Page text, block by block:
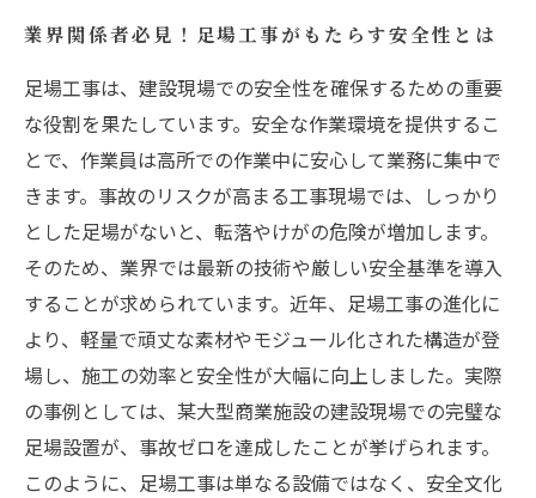
業界関係者必見！足場工事がもたらす安全性とは
足場工事は、建設現場での安全性を確保するための重要
な役割を果たしています。安全な作業環境を提供するこ
とで、作業員は高所での作業中に安心して業務に集中で
きます。事故のリスクが高まる工事現場では、しっかり
とした足場がないと、転落やけがの危険が増加します。
そのため、業界では最新の技術や厳しい安全基準を導入
することが求められています。近年、足場工事の進化に
より、軽量で頑丈な素材やモジュール化された構造が登
場し、施工の効率と安全性が大幅に向上しました。実際
の事例としては、某大型商業施設の建設現場での完璧な
足場設置が、事故ゼロを達成したことが挙げられます。
このように、足場工事は単なる設備ではなく、安全文化